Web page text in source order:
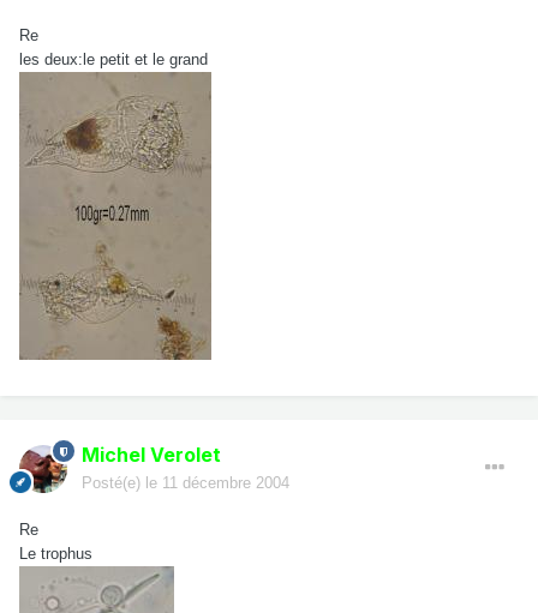
Re
les deux:le petit et le grand
Michel Verolet
Posté(e) le 11 décembre 2004
Re
Le trophus